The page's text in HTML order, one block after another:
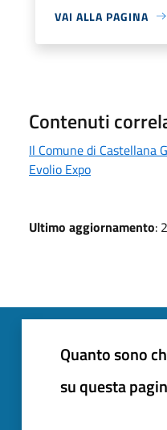
VAI ALLA PAGINA
Contenuti
Il Comune di Castellana
Evolio Expo
Ultimo aggiornamento:
Quanto sono
su questa